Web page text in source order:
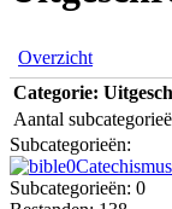
Overzicht
Categorie:
Aantal
Subcategorieën:
Subcategorieën: 0